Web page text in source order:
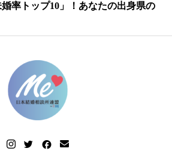
率トップ10」！あなたの出身県の